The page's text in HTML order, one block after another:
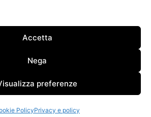
Accetta
Nega
preferenze
PolicyPrivacy e policy
anche fuori gli orari
email.
riceve solo su appuntamento.